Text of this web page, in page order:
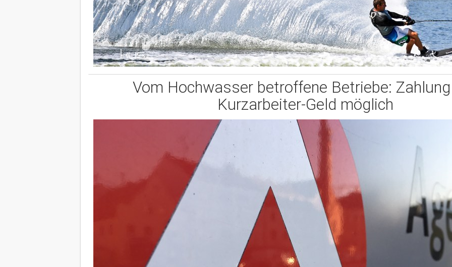
Vom Hochwasser betroffene Betriebe:
Kurzarbeiter-Geld möglich